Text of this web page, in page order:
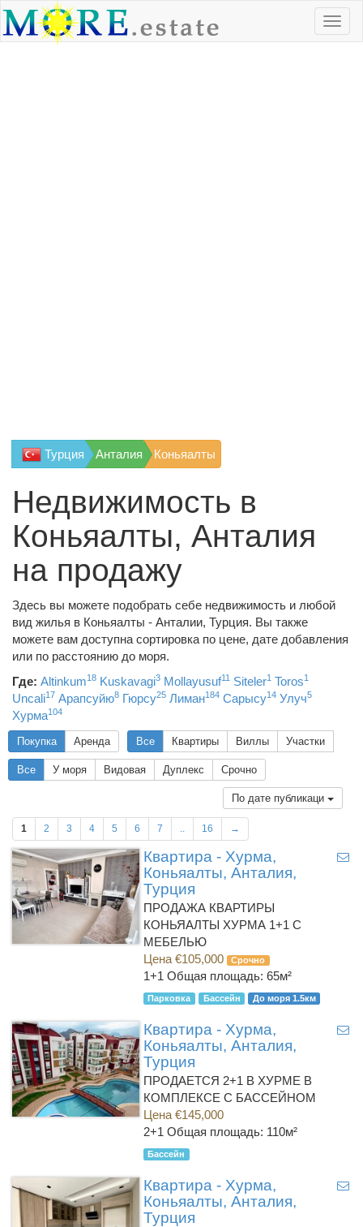
Турция Анталия Коньяалты
Недвижимость в
Коньяалты, Анталия
на продажу
Здесь вы можете подобрать себе недвижимость и любой
вид жилья в Коньяалты - Анталии, Турция. Вы также
можете вам доступна сортировка по цене, дате добавления
или по расстоянию до моря.
Где: Altinkum18 Kuskavagi3 Mollayusuf11 Siteler1 Toros1
Uncali17 Арапсуйю8 Гюрсу25 Лиман184 Сарысу14 Улуч5
Хурма104
Покупка Аренда Все Квартиры Виллы Участки
Все У моря Видовая Дуплекс Срочно
По дате публикаци
1 2 3 4 5 6 7 .. 16 →
Квартира - Хурма,
Коньяалты, Анталия,
Турция
ПРОДАЖА КВАРТИРЫ
КОНЬЯАЛТЫ ХУРМА 1+1 С
МЕБЕЛЬЮ
Цена €105,000
Срочно
1+1 Общая площадь: 65м²
Парковка Бассейн До моря 1.5км
Квартира - Хурма,
Коньяалты, Анталия,
Турция
ПРОДАЕТСЯ 2+1 В ХУРМЕ В
КОМПЛЕКСЕ С БАССЕЙНОМ
Цена €145,000
2+1 Общая площадь: 110м²
Бассейн
Квартира - Хурма,
Коньяалты, Анталия,
Турция